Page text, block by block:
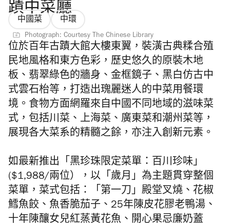
蹟中菜廳
中國菜 中環
Photograph: Courtesy The Chinese Library
位於百年古蹟大館大樓東翼， 裝潢古典糅合殖
民地風格和東方色彩，歷史悠久的原裝木地
板、翡翠綠色的牆身、金框鏡子、黑白仿古中
式雲石枱等，打造出瑰麗迷人的中菜用餐環
境。食物方面網羅來自中國不同地域的滋味菜
式，包括川菜、上海菜、廣東菜和潮州菜等，
展現各大菜系的精髓之餘，亦注入創新元素。
如最新推出「黑珍珠限定菜單：百川珍味」
($1,988/兩位），以「歲月」為主題貫穿整個
菜單，菜式包括：「第一刀」殿堂叉燒、花椒
鱈魚餃、魚香脆茄子、25年陳皮花膠老鴨湯、
十年陳釀女兒紅蒸黃花魚、開心果忌廉奶蓋